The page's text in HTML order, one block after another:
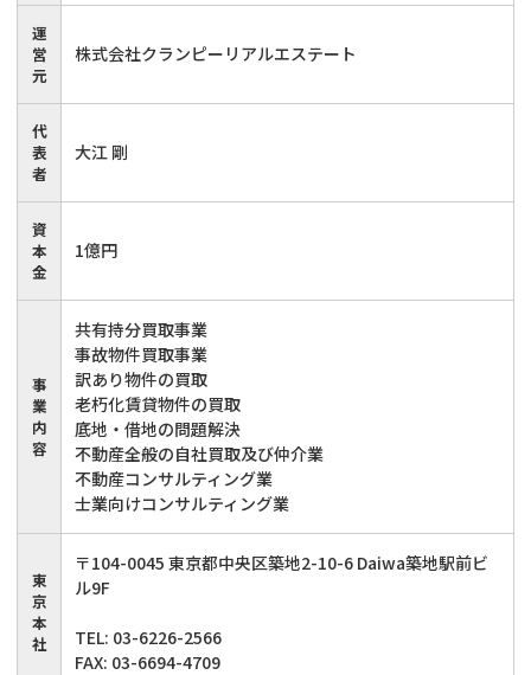
業者を探す
相談内容で探す
空き家
再建築不可 底地
借地
ゴミ屋敷
リースバック
不動産コラム
不動産売却 再建築不可物件
共有持分
訳あり不動産
土地売却
借地 不動産リースバック
任意売却 空き家
アンケート調査
運
営
元
株式会社クランピーリアルエステート
代
表
者
大江 剛
資
本
金
1億円
事
業
内
容
共有持分買取事業
事故物件買取事業
訳あり物件の買取
老朽化賃貸物件の買取
底地・借地の問題解決
不動産全般の自社買取及び仲介業
不動産コンサルティング業
士業向けコンサルティング業
東
京
本
社
〒104-0045 東京都中央区築地2-10-6 Daiwa築地駅前ビ
ル9F
TEL: 03-6226-2566
FAX: 03-6694-4709